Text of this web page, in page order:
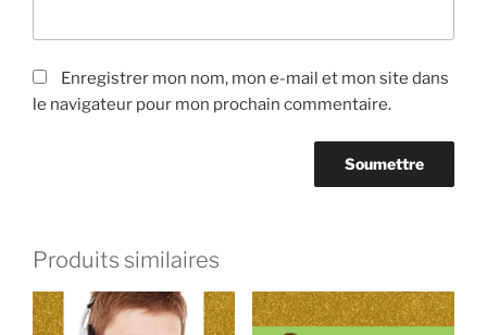
Enregistrer mon nom, mon e-mail et mon site dans
le navigateur pour mon prochain commentaire.
Produits similaires